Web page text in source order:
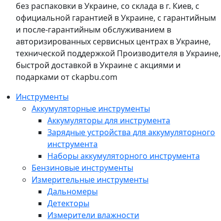
без распаковки в Украине, со склада в г. Киев, с
официальной гарантией в Украине, с гарантийным
и после-гарантийным обслуживанием в
авторизированных сервисных центрах в Украине,
технической поддержкой Производителя в Украине,
быстрой доставкой в Украине с акциями и
подарками от ckapbu.com
Инструменты
Аккумуляторные инструменты
Аккумуляторы для инструмента
Зарядные устройства для аккумуляторного
инструмента
Наборы аккумуляторного инструмента
Бензиновые инструменты
Измерительные инструменты
Дальномеры
Детекторы
Измерители влажности